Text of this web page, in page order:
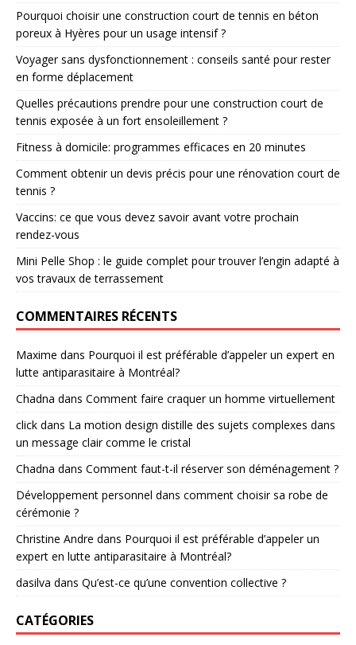
Pourquoi choisir une construction court de tennis en béton
poreux à Hyères pour un usage intensif ?
Voyager sans dysfonctionnement : conseils santé pour rester
en forme déplacement
Quelles précautions prendre pour une construction court de
tennis exposée à un fort ensoleillement ?
Fitness à domicile: programmes efficaces en 20 minutes
Comment obtenir un devis précis pour une rénovation court de
tennis ?
Vaccins: ce que vous devez savoir avant votre prochain
rendez-vous
Mini Pelle Shop : le guide complet pour trouver l’engin adapté à
vos travaux de terrassement
COMMENTAIRES RÉCENTS
Maxime dans Pourquoi il est préférable d’appeler un expert en
lutte antiparasitaire à Montréal?
Chadna dans Comment faire craquer un homme virtuellement
click dans La motion design distille des sujets complexes dans
un message clair comme le cristal
Chadna dans Comment faut-t-il réserver son déménagement ?
Développement personnel dans comment choisir sa robe de
cérémonie ?
Christine Andre dans Pourquoi il est préférable d’appeler un
expert en lutte antiparasitaire à Montréal?
dasilva dans Qu’est-ce qu’une convention collective ?
CATÉGORIES